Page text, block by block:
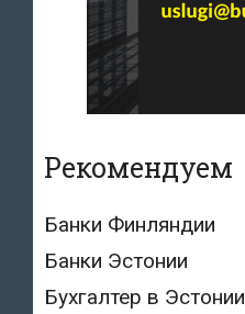
Рекомендуем
Банки Финляндии
Банки Эстонии
Бухгалтер в Эстонии